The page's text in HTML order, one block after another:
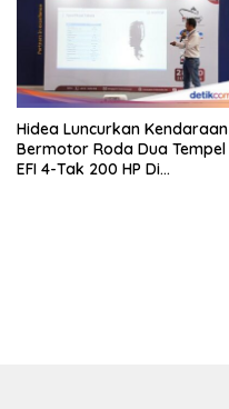
Hidea Luncurkan Kendaraan
Bermotor Roda Dua Tempel
EFI 4-Tak 200 HP Di